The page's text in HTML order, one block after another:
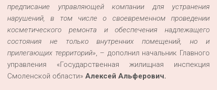
предписание управляющей компании для устранения
нарушений, в том числе о своевременном проведении
косметического ремонта и обеспечения надлежащего
состояния не только внутренних помещений, но и
прилегающих территорий», – дополнил начальник Главного
управления «Государственная жилищная инспекция
Смоленской области» Алексей Альферович.